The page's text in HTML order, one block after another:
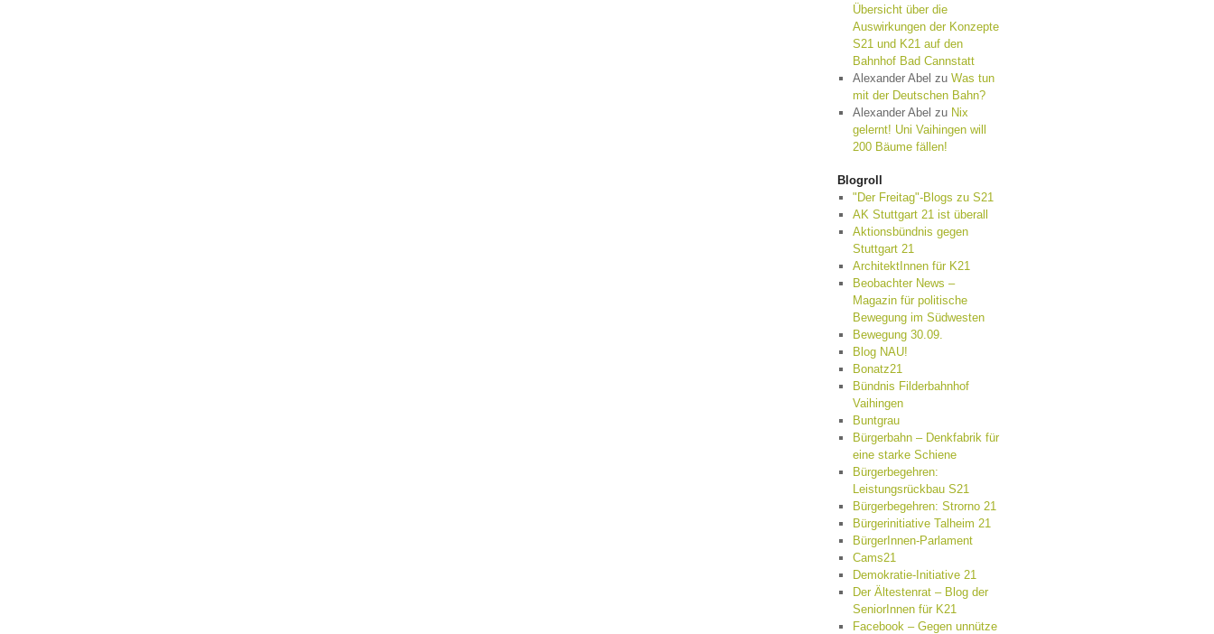
Übersicht über die
Auswirkungen der Konzepte
S21 und K21 auf den
Bahnhof Bad Cannstatt
Alexander Abel zu Was tun
mit der Deutschen Bahn?
Alexander Abel zu Nix
gelernt! Uni Vaihingen will
200 Bäume fällen!
Blogroll
"Der Freitag"-Blogs zu S21
AK Stuttgart 21 ist überall
Aktionsbündnis gegen
Stuttgart 21
ArchitektInnen für K21
Beobachter News –
Magazin für politische
Bewegung im Südwesten
Bewegung 30.09.
Blog NAU!
Bonatz21
Bündnis Filderbahnhof
Vaihingen
Buntgrau
Bürgerbahn – Denkfabrik für
eine starke Schiene
Bürgerbegehren:
Leistungsrückbau S21
Bürgerbegehren: Strorno 21
Bürgerinitiative Talheim 21
BürgerInnen-Parlament
Cams21
Demokratie-Initiative 21
Der Ältestenrat – Blog der
SeniorInnen für K21
Facebook – Gegen unnütze